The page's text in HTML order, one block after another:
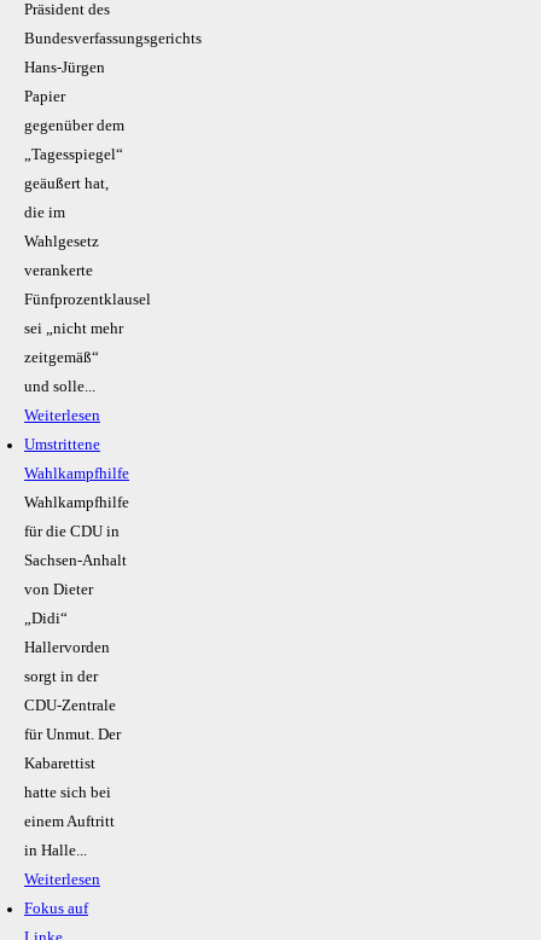
Präsident des
Bundesverfassungsgerichts
Hans-Jürgen
Papier
gegenüber dem
„Tagesspiegel“
geäußert hat,
die im
Wahlgesetz
verankerte
Fünfprozentklausel
sei „nicht mehr
zeitgemäß“
und solle...
Weiterlesen
Umstrittene
Wahlkampfhilfe
Wahlkampfhilfe
für die CDU in
Sachsen-Anhalt
von Dieter
„Didi“
Hallervorden
sorgt in der
CDU-Zentrale
für Unmut. Der
Kabarettist
hatte sich bei
einem Auftritt
in Halle...
Weiterlesen
Fokus auf